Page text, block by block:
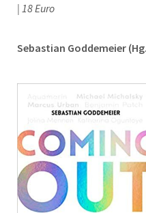
| 18 Euro
Sebastian Goddemeier